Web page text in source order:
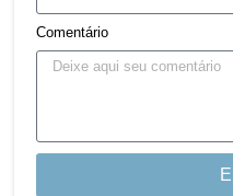
Comentário